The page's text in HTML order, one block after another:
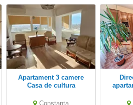
Apartament 3 camere
Casa de cultura
Constanta
Direct proprietar